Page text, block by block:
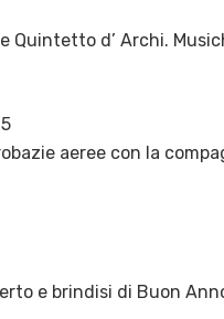
Quintetto d’ Archi.
aeree con la
e brindisi di Buon